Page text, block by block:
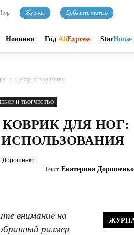
Журнал Добавить статью
Новинки Гид AliExpress StarHouse
Декор и творчество
И ТВОРЧЕСТВО
ДЛЯ
Текст Екатерина Дорошенко
внимание на
размер